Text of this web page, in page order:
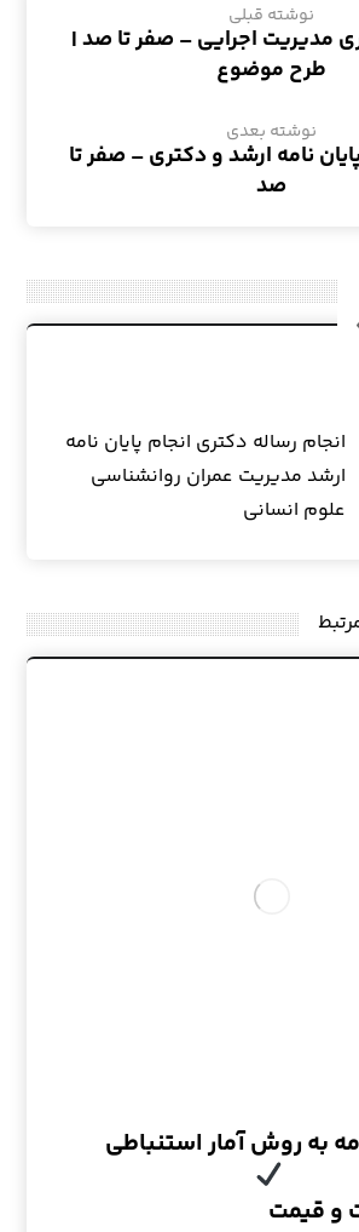
نوشته قبلی
مدیریت اجرایی – صفر تا صد |
طرح موضوع
نوشته بعدی
نامه ارشد و دکتری – صفر تا
صد
انجام رساله دکتری انجام پایان نامه
ارشد مدیریت عمران روانشناسی
علوم انسانی
به روش آمار استنباطی
و قیمت